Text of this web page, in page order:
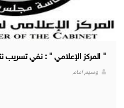
" المركز الإعلامي " : نفي تسريب
وسيم امام